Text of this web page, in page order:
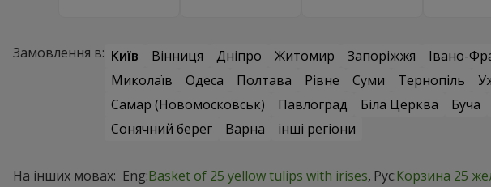
Замовлення в: Київ Вінниця Дніпро Житомир Запоріжжя Івано-
Миколаїв
Одеса Полтава Рівне Суми Тернопіль
Самар (Новомосковськ)
Павлоград Біла Церква Буча
Сонячний берег
Варна інші регіони
На інших мовах: Eng:Basket of 25 yellow tulips with irises Рус:Корзина 25